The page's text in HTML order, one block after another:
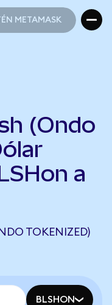
METAMASK
(Ondo
a
TOKENIZED)
BLSHON